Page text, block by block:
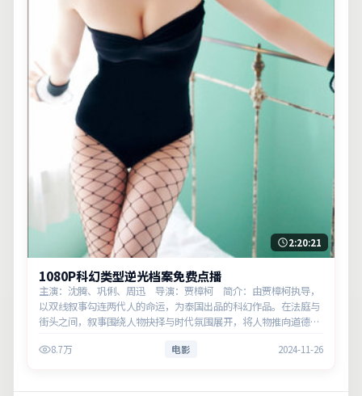
2:20:21
1080P科幻类型逆光档案免费点播
主演：沈腾、巩俐、周迅 导演：贾樟柯 简介：由贾樟柯执导，
以双线叙事勾连两代人的命运，为泰国出品的科幻作品。在法庭与
街头之间，叙事围绕人物抉择与时代氛围展开，将人物推向道德与
义。8.7万 电影 2024-11-26